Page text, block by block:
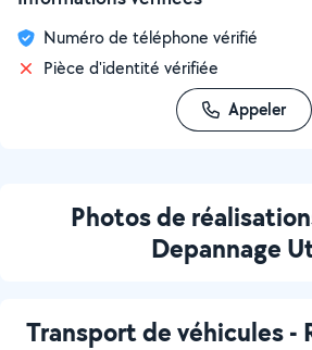
Numéro de téléphone vérifié
Pièce d'identité vérifiée
Appeler
Photos de
Depannage
Transport de véhicules -